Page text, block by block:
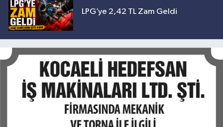
LPG’ye 2,42 TL Zam Geldi